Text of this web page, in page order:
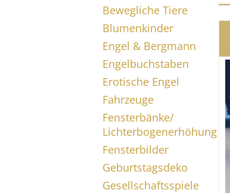
Bewegliche Tiere
Blumenkinder
Engel & Bergmann
Engelbuchstaben
Erotische Engel
Fahrzeuge
Fensterbänke/
Lichterbogenerhöhung
Fensterbilder
Geburtstagsdeko
Gesellschaftsspiele